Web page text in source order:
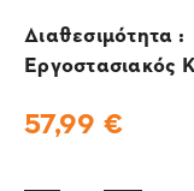
Διαθεσιμότητα :
Εργοστασιακός
57,99 €